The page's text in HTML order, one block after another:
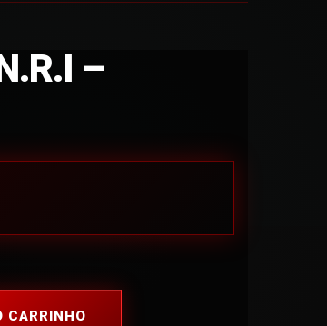
–
CARRINHO